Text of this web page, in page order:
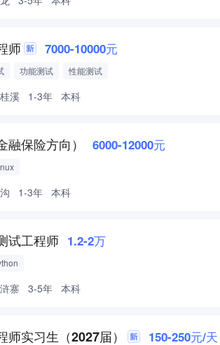
师 7000-10000元
功能测试 性能测试
溪 1-3年 本科
保险方向） 6000-12000元
1-3年 本科
试工程师 1.2-2万
寨 3-5年 本科
师实习生（2027届） 150-250元/天